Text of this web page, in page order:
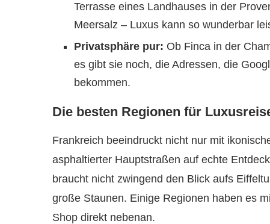
Terrasse eines Landhauses in der
Meersalz – Luxus kann so wunderbar
Privatsphäre pur: Ob Finca in der
es gibt sie noch, die Adressen, die
bekommen.
Die besten Regionen für
Frankreich beeindruckt nicht nur mit
asphaltierter Hauptstraßen auf echte
braucht nicht zwingend den Blick aufs
große Staunen. Einige Regionen haben es
Shop direkt nebenan.